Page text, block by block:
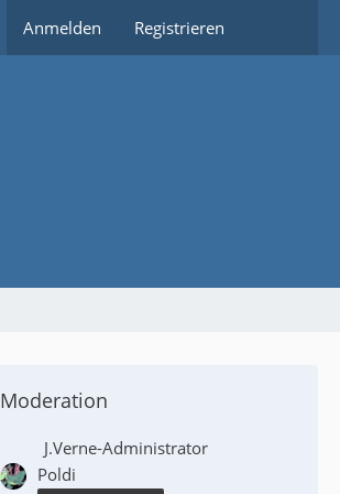
Anmelden Registrieren
Moderation
J.Verne-Administrator
Poldi